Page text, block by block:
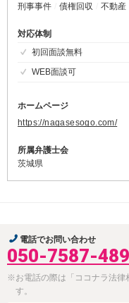
刑事事件
債権回収 不動産
対応体制
初回面談無料
WEB面談可
ホームページ
https://nagasesogo.com/
所属弁護士会
茨城県
電話でお問い合わせ
050-7587-
※お電話の際は「ココナラ法律
す。